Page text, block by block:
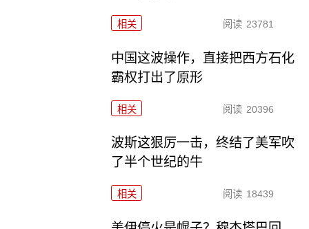
相关 阅读 23781
中国这波操作，直接把西方石化
霸权打出了原形
相关 阅读 20396
波斯这狠厉一击，终结了美军吹
了半个世纪的牛
相关 阅读 18439